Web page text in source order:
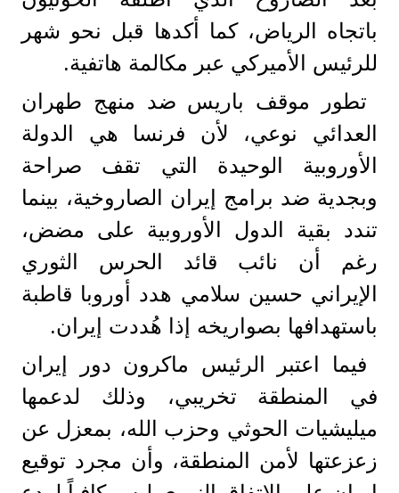
باتجاه الرياض، كما أكدها قبل نحو شهر
للرئيس الأميركي عبر مكالمة هاتفية.
تطور موقف باريس ضد منهج طهران
العدائي نوعي، لأن فرنسا هي الدولة
الأوروبية الوحيدة التي تقف صراحة
وبجدية ضد برامج إيران الصاروخية، بينما
تندد بقية الدول الأوروبية على مضض،
رغم أن نائب قائد الحرس الثوري
الإيراني حسين سلامي هدد أوروبا قاطبة
باستهدافها بصواريخه إذا هُددت إيران.
فيما اعتبر الرئيس ماكرون دور إيران
في المنطقة تخريبي، وذلك لدعمها
ميليشيات الحوثي وحزب الله، بمعزل عن
زعزعتها لأمن المنطقة، وأن مجرد توقيع